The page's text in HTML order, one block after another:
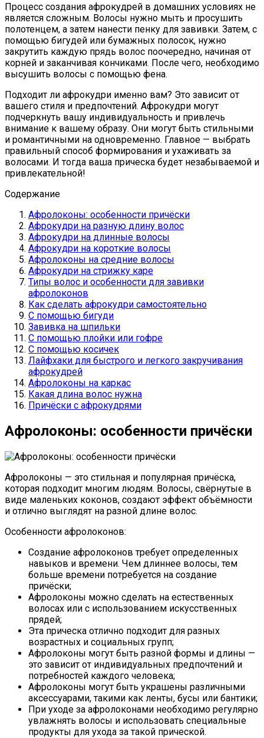
Процесс создания афрокудрей в домашних условиях не
является сложным. Волосы нужно мыть и просушить
полотенцем, а затем нанести пенку для завивки. Затем, с
помощью бигудей или бумажных полосок, нужно
закрутить каждую прядь волос поочередно, начиная от
корней и заканчивая кончиками. После чего, необходимо
высушить волосы с помощью фена.
Подходит ли афрокудри именно вам? Это зависит от
вашего стиля и предпочтений. Афрокудри могут
подчеркнуть вашу индивидуальность и привлечь
внимание к вашему образу. Они могут быть стильными
и романтичными на одновременно. Главное — выбрать
правильный способ формирования и ухаживать за
волосами. И тогда ваша прическа будет незабываемой и
привлекательной!
Содержание
Афролоконы: особенности причёски
Афрокудри на разную длину волос
Афрокудри на длинные волосы
Афрокудри на короткие волосы
Афролоконы на средние волосы
Афрокудри на стрижку каре
Типы волос и особенности для завивки
афролоконов
Как сделать афрокудри самостоятельно
С помощью бигуди
Завивка на шпильки
С помощью плойки или гофре
С помощью косичек
Лайфхаки для быстрого и легкого закручивания
афрокудрей
Афролоконы на каркас
Какая длина волос нужна
Причёски с афрокудрями
Афролоконы: особенности причёски
Афролоконы — это стильная и популярная причёска,
которая подходит многим людям. Волосы, свёрнутые в
виде маленьких коконов, создают эффект объёмности
и отлично выглядят на разной длине волос.
Особенности афролоконов:
Создание афролоконов требует определенных
навыков и времени. Чем длиннее волосы, тем
больше времени потребуется на создание
причёски;
Афролоконы можно сделать на естественных
волосах или с использованием искусственных
прядей;
Эта прическа отлично подходит для разных
возрастных и социальных групп;
Афролоконы могут быть разной формы и длины —
это зависит от индивидуальных предпочтений и
потребностей каждого человека;
Афролоконы могут быть украшены различными
аксессуарами, такими как ленты, бусы или бантики;
При уходе за афролоконами необходимо регулярно
увлажнять волосы и использовать специальные
продукты для ухода за такой прической.